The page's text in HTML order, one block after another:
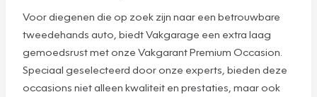
Voor diegenen die op zoek zijn naar een betrouwbare
tweedehands auto, biedt Vakgarage een extra laag
gemoedsrust met onze Vakgarant Premium Occasion.
Speciaal geselecteerd door onze experts, bieden deze
occasions niet alleen kwaliteit en prestaties, maar ook